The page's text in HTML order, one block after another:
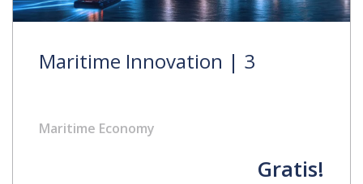
Maritime Innovation | 3
Maritime Economy
Gratis!